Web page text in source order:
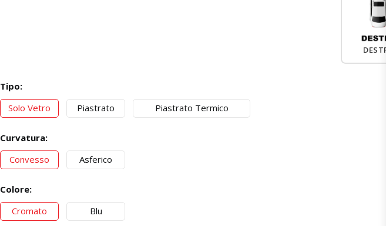
Tipo:
Solo Vetro
Piastrato Piastrato Termico
Curvatura:
Convesso
Asferico
Colore:
Cromato
Blu